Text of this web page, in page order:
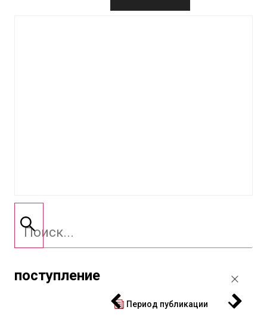
поступление
Период публикации